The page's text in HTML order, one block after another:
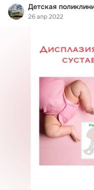
Детская
26 апр 2022